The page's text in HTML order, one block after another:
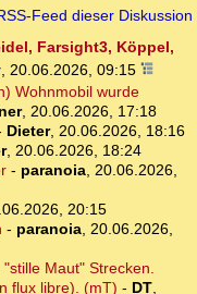
Feed dieser Diskussion
Farsight3, Köppel,
, 20.06.2026, 09:15
Wohnmobil wurde
, 20.06.2026, 17:18
Dieter, 20.06.2026, 18:16
, 20.06.2026, 18:24
- paranoia, 20.06.2026,
20:15
- paranoia, 20.06.2026,
Maut" Strecken.
flux libre). (mT) - DT,